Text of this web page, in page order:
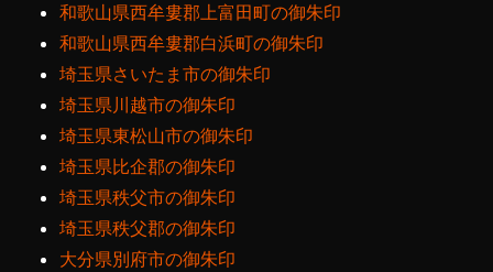
和歌山県西牟婁郡上富田町の御朱印
和歌山県西牟婁郡白浜町の御朱印
埼玉県さいたま市の御朱印
埼玉県川越市の御朱印
埼玉県東松山市の御朱印
埼玉県比企郡の御朱印
埼玉県秩父市の御朱印
埼玉県秩父郡の御朱印
大分県別府市の御朱印